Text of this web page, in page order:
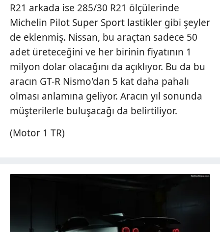
R21 arkada ise 285/30 R21 ölçülerinde
Michelin Pilot Super Sport lastikler gibi şeyler
de eklenmiş. Nissan, bu araçtan sadece 50
adet üreteceğini ve her birinin fiyatının 1
milyon dolar olacağını da açıklıyor. Bu da bu
aracın GT-R Nismo'dan 5 kat daha pahalı
olması anlamına geliyor. Aracın yıl sonunda
müşterilerle buluşacağı da belirtiliyor.
(Motor 1 TR)